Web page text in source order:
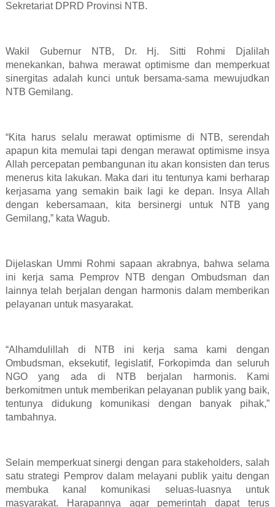
Sekretariat DPRD Provinsi NTB.
Wakil Gubernur NTB, Dr. Hj. Sitti Rohmi Djalilah
menekankan, bahwa merawat optimisme dan memperkuat
sinergitas adalah kunci untuk bersama-sama mewujudkan
NTB Gemilang.
“Kita harus selalu merawat optimisme di NTB, serendah
apapun kita memulai tapi dengan merawat optimisme insya
Allah percepatan pembangunan itu akan konsisten dan terus
menerus kita lakukan. Maka dari itu tentunya kami berharap
kerjasama yang semakin baik lagi ke depan. Insya Allah
dengan kebersamaan, kita bersinergi untuk NTB yang
Gemilang,” kata Wagub.
Dijelaskan Ummi Rohmi sapaan akrabnya, bahwa selama
ini kerja sama Pemprov NTB dengan Ombudsman dan
lainnya telah berjalan dengan harmonis dalam memberikan
pelayanan untuk masyarakat.
“Alhamdulillah di NTB ini kerja sama kami dengan
Ombudsman, eksekutif, legislatif, Forkopimda dan seluruh
NGO yang ada di NTB berjalan harmonis. Kami
berkomitmen untuk memberikan pelayanan publik yang baik,
tentunya didukung komunikasi dengan banyak pihak,”
tambahnya.
Selain memperkuat sinergi dengan para stakeholders, salah
satu strategi Pemprov dalam melayani publik yaitu dengan
membuka kanal komunikasi seluas-luasnya untuk
masyarakat. Harapannya agar pemerintah dapat terus